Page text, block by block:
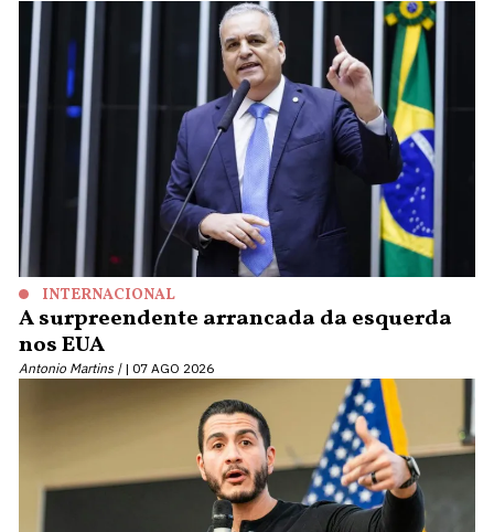
INTERNACIONAL
A surpreendente arrancada da esquerda
nos EUA
Antonio Martins | 07 AGO 2026